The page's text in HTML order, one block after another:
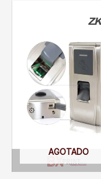
AGOTADO